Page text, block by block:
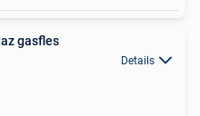
gasfles
Details